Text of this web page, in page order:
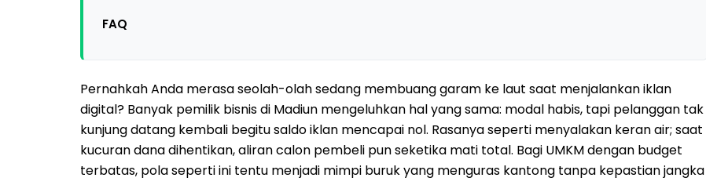
FAQ
Pernahkah Anda merasa seolah-olah sedang membuang garam ke laut saat menjalankan iklan
digital? Banyak pemilik bisnis di Madiun mengeluhkan hal yang sama: modal habis, tapi pelanggan tak
kunjung datang kembali begitu saldo iklan mencapai nol. Rasanya seperti menyalakan keran air; saat
kucuran dana dihentikan, aliran calon pembeli pun seketika mati total. Bagi UMKM dengan budget
terbatas, pola seperti ini tentu menjadi mimpi buruk yang menguras kantong tanpa kepastian jangka